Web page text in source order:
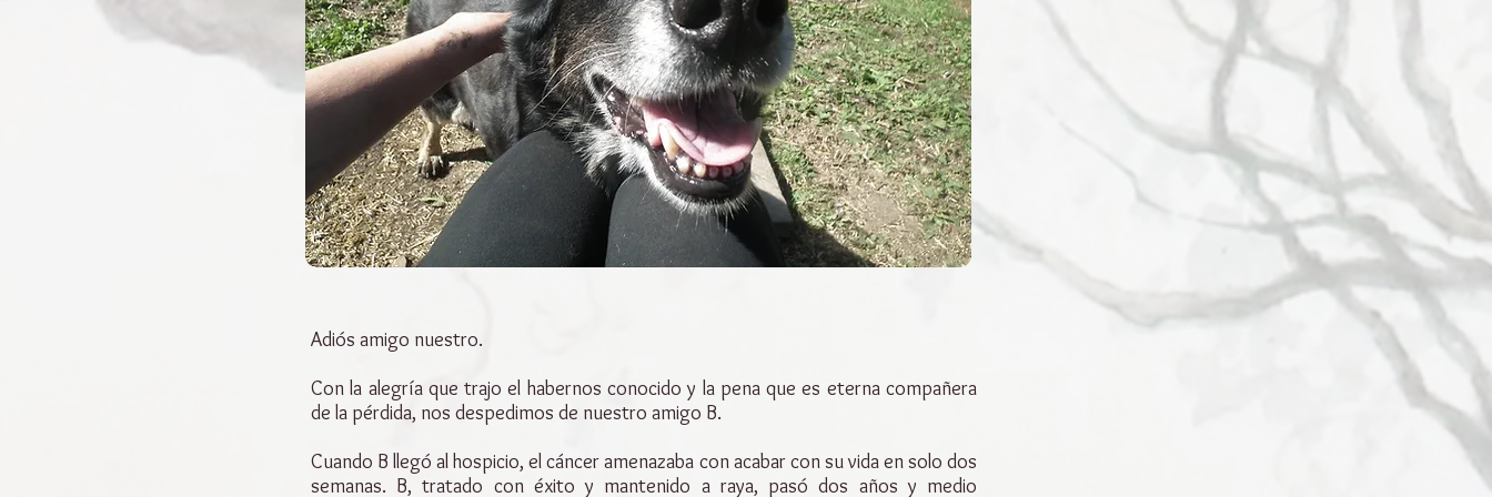
Adiós amigo nuestro.
Con la alegría que trajo el habernos conocido y la pena que es eterna compañera
de la pérdida, nos despedimos de nuestro amigo B.
Cuando B llegó al hospicio, el cáncer amenazaba con acabar con su vida en solo dos
semanas. B, tratado con éxito y mantenido a raya, pasó dos años y medio